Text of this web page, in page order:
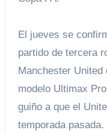
El jueves se
partido de tercera
Manchester
modelo Ultimax
guiño a que el
temporada pasada.